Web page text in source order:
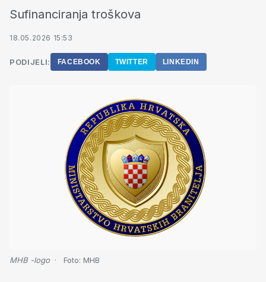
Sufinanciranja troškova
18.05.2026 15:53
PODIJELI: FACEBOOK TWITTER LINKEDIN
MHB -logo Foto: MHB